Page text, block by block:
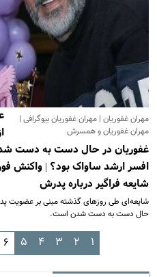
مهران غفوریان | مهران غفوریان بیوگرافی |
مهران غفوریان و همسرش
غفوریان در حال دست به دست
افسر ارشد ساواک بود؟ | واکنش
شایعه فراگیر درباره پدرش
شایعه‌ای طی روزهای گذشته مبنی بر عضویت
حال دست به دست شدن است.
۱ ۲ ۳ ۴ ۵ ۶